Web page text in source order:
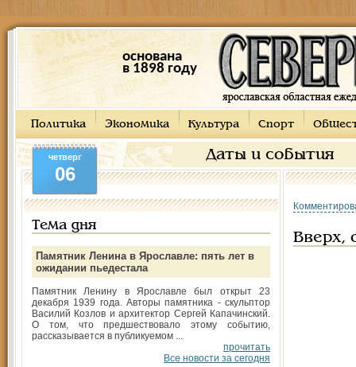
основана
в 1898 году
Политика Экономика Культура Спорт
Даты и события
четверг
06
Тема дня
Памятник Ленина в Ярославле: пять лет в
ожидании пьедестала
Памятник Ленину в Ярославле был открыт 23
декабря 1939 года. Авторы памятника - скульптор
Василий Козлов и архитектор Сергей Капачинский.
О том, что предшествовало этому событию,
рассказывается в публикуемом ...
прочитать
Все новости за сегодня
Вверх,